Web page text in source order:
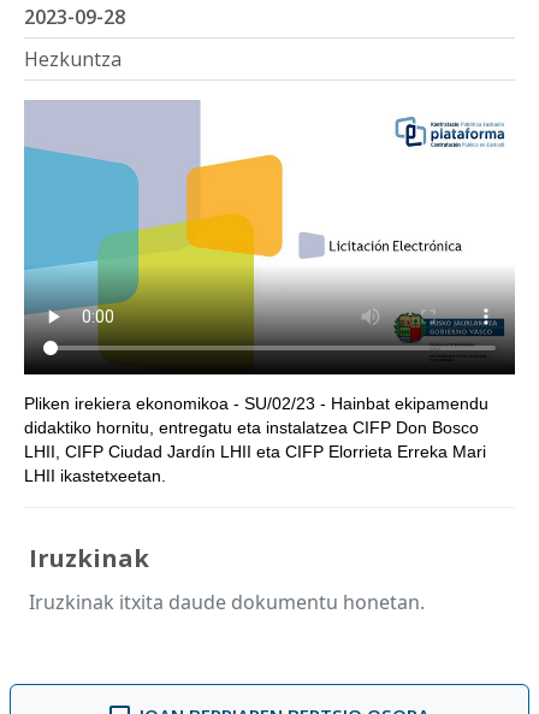
2023-09-28
Hezkuntza
Pliken irekiera ekonomikoa - SU/02/23 - Hainbat ekipamendu
didaktiko hornitu, entregatu eta instalatzea CIFP Don Bosco
LHII, CIFP Ciudad Jardín LHII eta CIFP Elorrieta Erreka Mari
LHII ikastetxeetan.
Iruzkinak
Iruzkinak itxita daude dokumentu honetan.